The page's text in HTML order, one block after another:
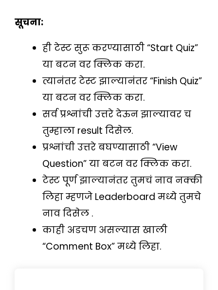
सूचना:
ही टेस्ट सुरू करण्यासाठी “Start Quiz”
या बटन वर क्लिक करा.
त्यानंतर टेस्ट झाल्यानंतर “Finish Quiz”
या बटन वर क्लिक करा.
सर्व प्रश्नांची उत्तरे देऊन झाल्यावर च
तुम्हाला result दिसेल.
प्रश्नांची उत्तरे बघण्यासाठी “View
Question” या बटन वर क्लिक करा.
टेस्ट पूर्ण झाल्यानंतर तुमचं नाव नक्की
लिहा म्हणजे Leaderboard मध्ये तुमचे
नाव दिसेल .
काही अडचण असल्यास खाली
“Comment Box” मध्ये लिहा.